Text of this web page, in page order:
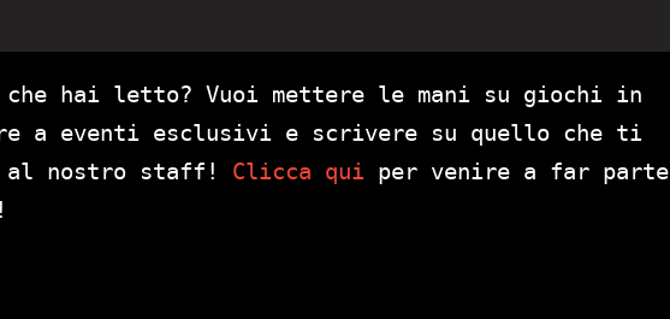
hai letto? Vuoi mettere le mani su giochi in
a eventi esclusivi e scrivere su quello che ti
al nostro staff! Clicca qui per venire a far parte